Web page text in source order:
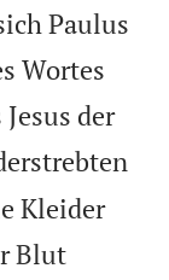
Paulus
Wortes
der
Kleider
Blut